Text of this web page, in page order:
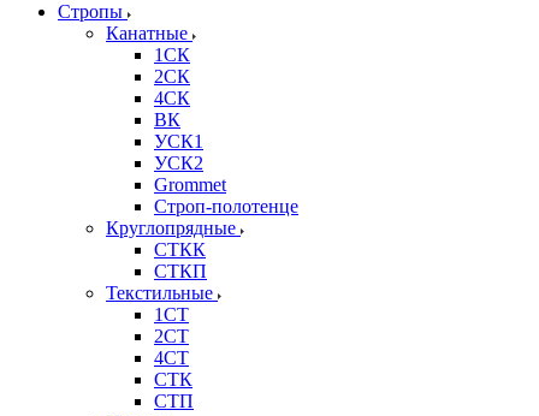
Стропы
Канатные
1СК
2СК
4СК
ВК
УСК1
УСК2
Grommet
Строп-полотенце
Круглопрядные
СТКК
СТКП
Текстильные
1СТ
2СТ
4СТ
СТК
СТП